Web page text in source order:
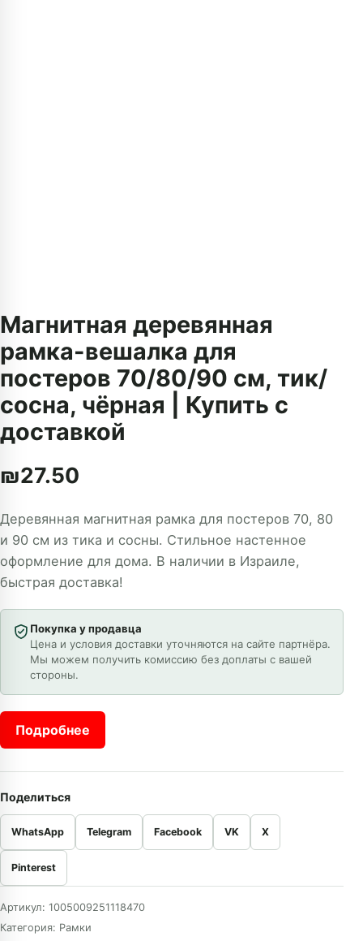
Магнитная деревянная
рамка-вешалка для
постеров 70/80/90 см, тик/
сосна, чёрная | Купить с
доставкой
₪27.50
Деревянная магнитная рамка для постеров 70, 80
и 90 см из тика и сосны. Стильное настенное
оформление для дома. В наличии в Израиле,
быстрая доставка!
Покупка у продавца
Цена и условия доставки уточняются на сайте партнёра.
Мы можем получить комиссию без доплаты с вашей
стороны.
Подробнее
Поделиться
WhatsApp Telegram Facebook VK X
Pinterest
Артикул: 1005009251118470
Категория: Рамки